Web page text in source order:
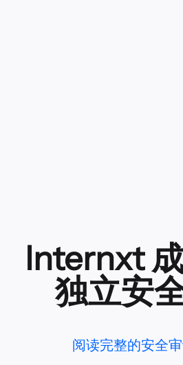
Internxt
独立安
阅读完整的安全